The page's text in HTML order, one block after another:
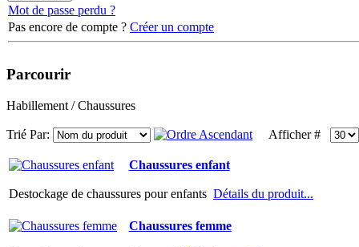
Mot de passe perdu ?
Pas encore de compte ? Créer un compte
Parcourir
Habillement / Chaussures
Trié Par: Afficher #
Chaussures enfant
Destockage de chaussures pour enfants Détails du produit...
Chaussures femme